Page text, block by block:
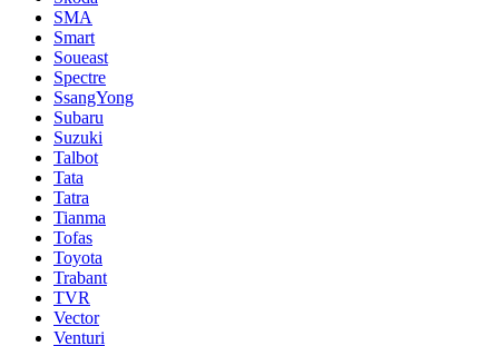
SMA
Smart
Soueast
Spectre
SsangYong
Subaru
Suzuki
Talbot
Tata
Tatra
Tianma
Tofas
Toyota
Trabant
TVR
Vector
Venturi